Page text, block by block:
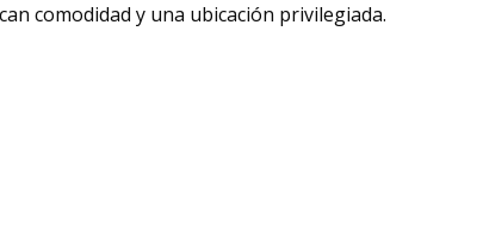
comodidad y una ubicación privilegiada.